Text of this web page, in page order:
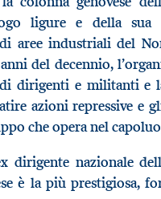
ligure e della
aree industriali del
del decennio,
dirigenti e militanti e
azioni repressive e
che opera nel
dirigente nazionale
è la più prestigiosa,